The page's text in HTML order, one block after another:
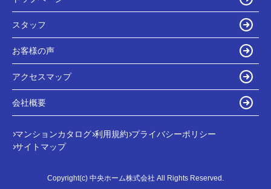
スタッフ
お客様の声
アクセスマップ
会社概要
マンションカタログ 利用規約 プライバシーポリシー
サイトマップ
Copyright(c) 中央ホーム株式会社 All Rights Reserved.